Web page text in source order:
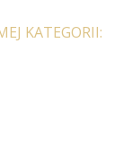
KATEGORII: